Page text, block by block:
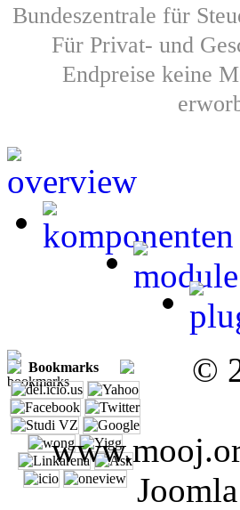
Bundeszentrale für
Für Privat- und
Endpreise keine
Bookmarks ©